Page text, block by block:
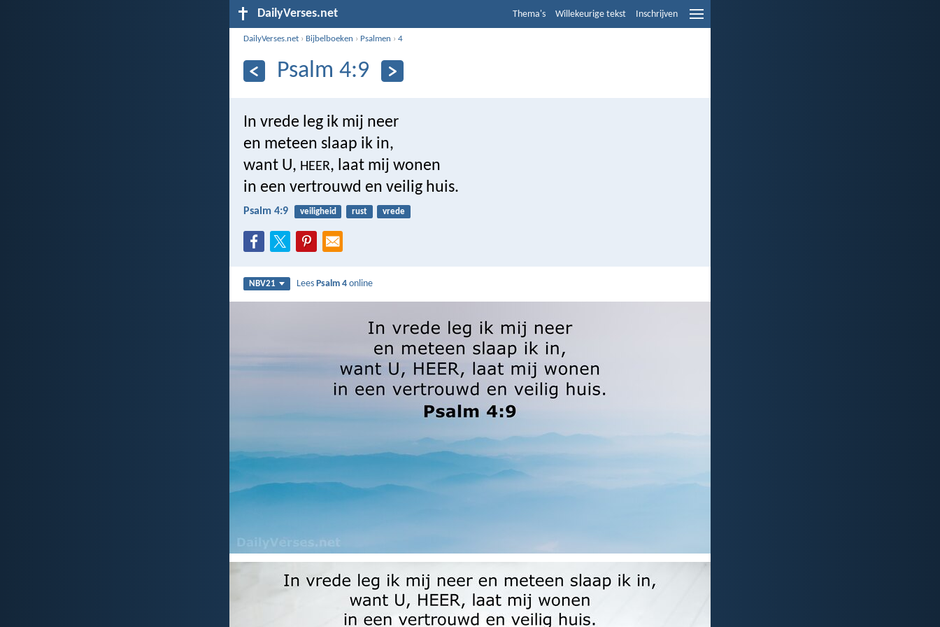
DailyVerses.net Thema's Willekeurige tekst Inschrijven
DailyVerses.net › Bijbelboeken › Psalmen ›4
Psalm 4:9
In vrede leg ik mij neer
en meteen slaap ik in,
want U, HEER, laat mij wonen
in een vertrouwd en veilig huis.
Psalm 4:9 veiligheid rust vrede
NBV21 LeesPsalm 4 online